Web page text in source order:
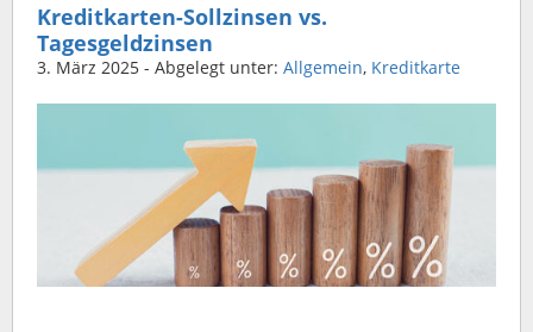
Kreditkarten-Sollzinsen vs.
Tagesgeldzinsen
3. März 2025 - Abgelegt unter: Allgemein, Kreditkarte